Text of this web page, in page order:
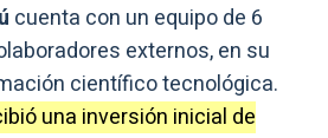
cuenta con un equipo de 6
externos, en su
científico tecnológica.
una inversión inicial de